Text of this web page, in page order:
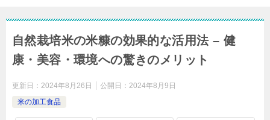
自然栽培米の米糠の効果的な活用法 – 健
康・美容・環境への驚きのメリット
更新日： 2024年8月26日 公開日： 2024年8月9日
米の加工食品